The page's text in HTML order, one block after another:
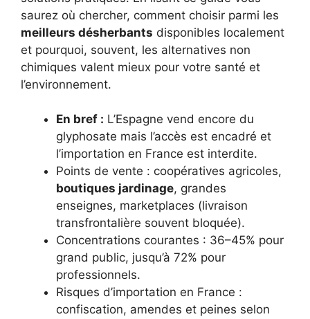
saurez où chercher, comment choisir parmi les
meilleurs désherbants disponibles localement
et pourquoi, souvent, les alternatives non
chimiques valent mieux pour votre santé et
l’environnement.
En bref : L’Espagne vend encore du
glyphosate mais l’accès est encadré et
l’importation en France est interdite.
Points de vente : coopératives agricoles,
boutiques jardinage, grandes
enseignes, marketplaces (livraison
transfrontalière souvent bloquée).
Concentrations courantes : 36–45% pour
grand public, jusqu’à 72% pour
professionnels.
Risques d’importation en France :
confiscation, amendes et peines selon